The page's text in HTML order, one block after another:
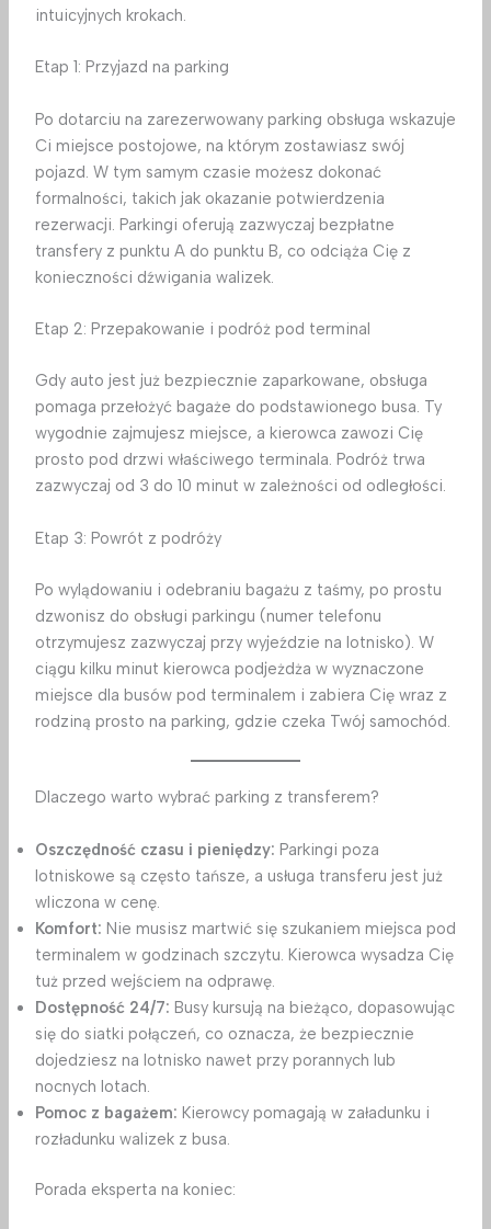
intuicyjnych krokach.
Etap 1: Przyjazd na parking
Po dotarciu na zarezerwowany parking obsługa wskazuje
Ci miejsce postojowe, na którym zostawiasz swój
pojazd. W tym samym czasie możesz dokonać
formalności, takich jak okazanie potwierdzenia
rezerwacji. Parkingi oferują zazwyczaj bezpłatne
transfery z punktu A do punktu B, co odciąża Cię z
konieczności dźwigania walizek.
Etap 2: Przepakowanie i podróż pod terminal
Gdy auto jest już bezpiecznie zaparkowane, obsługa
pomaga przełożyć bagaże do podstawionego busa. Ty
wygodnie zajmujesz miejsce, a kierowca zawozi Cię
prosto pod drzwi właściwego terminala. Podróż trwa
zazwyczaj od 3 do 10 minut w zależności od odległości.
Etap 3: Powrót z podróży
Po wylądowaniu i odebraniu bagażu z taśmy, po prostu
dzwonisz do obsługi parkingu (numer telefonu
otrzymujesz zazwyczaj przy wyjeździe na lotnisko). W
ciągu kilku minut kierowca podjeżdża w wyznaczone
miejsce dla busów pod terminalem i zabiera Cię wraz z
rodziną prosto na parking, gdzie czeka Twój samochód.
Dlaczego warto wybrać parking z transferem?
Oszczędność czasu i pieniędzy: Parkingi poza
lotniskowe są często tańsze, a usługa transferu jest już
wliczona w cenę.
Komfort: Nie musisz martwić się szukaniem miejsca pod
terminalem w godzinach szczytu. Kierowca wysadza Cię
tuż przed wejściem na odprawę.
Dostępność 24/7: Busy kursują na bieżąco, dopasowując
się do siatki połączeń, co oznacza, że bezpiecznie
dojedziesz na lotnisko nawet przy porannych lub
nocnych lotach.
Pomoc z bagażem: Kierowcy pomagają w załadunku i
rozładunku walizek z busa.
Porada eksperta na koniec: